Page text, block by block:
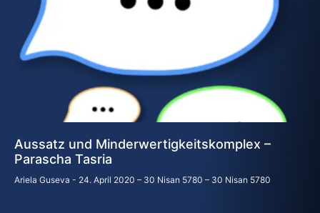
Aussatz und Minderwertigkeitskomplex –
Parascha Tasria
Ariela Guseva 24. April 2020 – 30 Nisan 5780 – 30 Nisan 5780